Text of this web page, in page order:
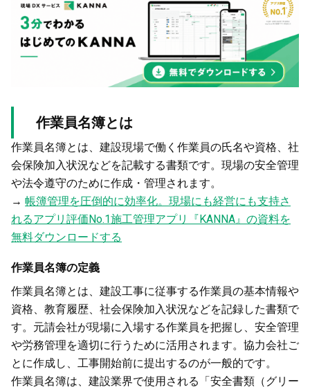
作業員名簿とは
作業員名簿とは、建設現場で働く作業員の氏名や資格、社
会保険加入状況などを記載する書類です。現場の安全管理
や法令遵守のために作成・管理されます。
→ 帳簿管理を圧倒的に効率化。現場にも経営にも支持さ
れるアプリ評価No.1施工管理アプリ『KANNA』の資料を
無料ダウンロードする
作業員名簿の定義
作業員名簿とは、建設工事に従事する作業員の基本情報や
資格、教育履歴、社会保険加入状況などを記録した書類で
す。元請会社が現場に入場する作業員を把握し、安全管理
や労務管理を適切に行うために活用されます。協力会社ご
とに作成し、工事開始前に提出するのが一般的です。
作業員名簿は、建設業界で使用される「安全書類（グリー